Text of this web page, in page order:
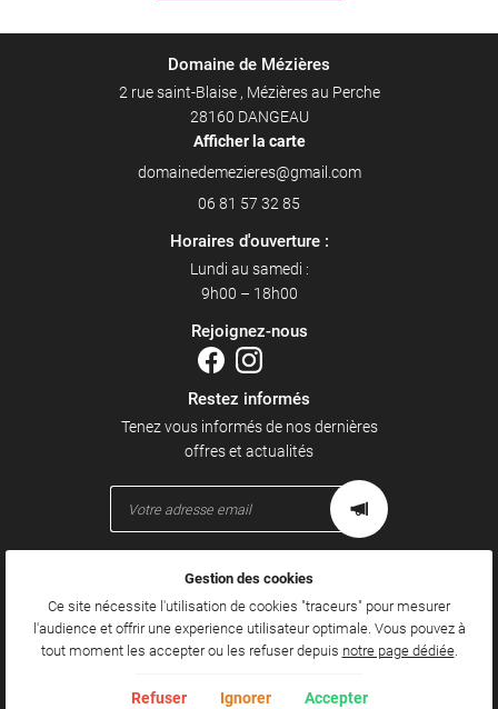

Domaine de Mézières
2 rue saint-Blaise , Mézières au Perche
28160 DANGEAU
Afficher la carte
06 81 57 32 85
Horaires d'ouverture :
Lundi au samedi :
9h00 – 18h00
Rejoignez-nous
Restez informés
Tenez vous informés de nos dernières
offres et actualités
Mentions Légales
Conditions générales d'utilisation
Politique de confidentialité
Gestion des cookies
Gestion des cookies
Ce site nécessite l'utilisation de cookies "traceurs" pour mesurer
l'audience et offrir une experience utilisateur optimale. Vous pouvez à
tout moment les accepter ou les refuser depuis notre page dédiée.
Refuser Ignorer Accepter